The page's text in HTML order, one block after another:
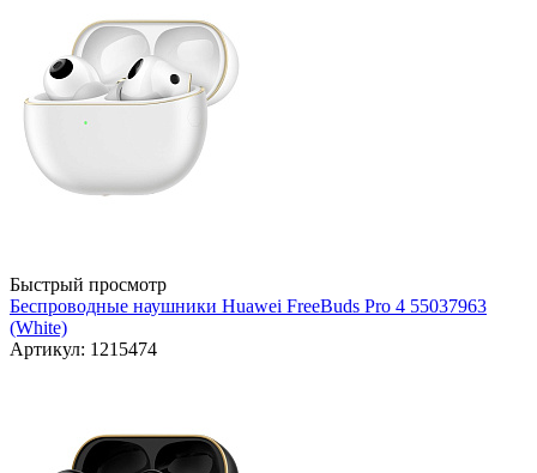
Быстрый просмотр
Беспроводные наушники Huawei FreeBuds Pro 4 55037963
(White)
Артикул: 1215474